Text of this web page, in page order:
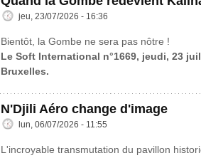
jeu, 23/07/2026 - 16:36
Bientôt, la Gombe ne sera pas nôtre !
Le Soft International n°1669, jeudi, 23
Bruxelles.
N'Djili Aéro change d'image
lun, 06/07/2026 - 11:55
L'incroyable transmutation du pavillon